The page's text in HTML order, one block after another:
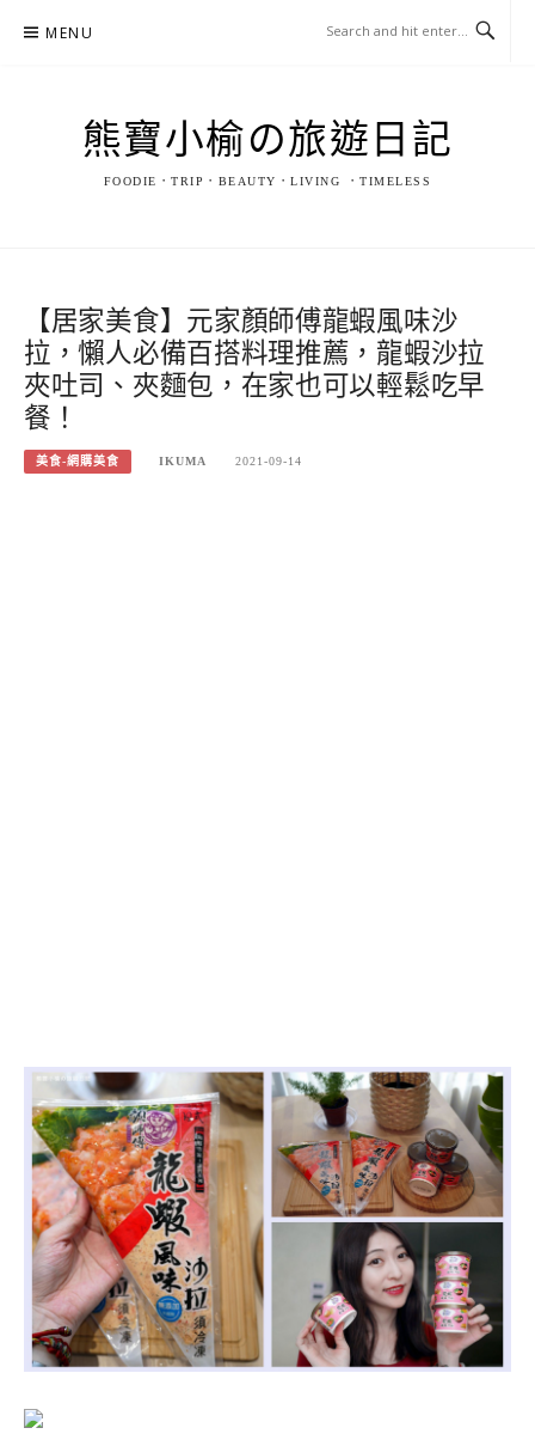
MENU
熊寶小榆の旅遊日記
FOODIE．TRIP．BEAUTY．LIVING ．TIMELESS
【居家美食】元家顏師傅龍蝦風味沙
拉，懶人必備百搭料理推薦，龍蝦沙拉
夾吐司、夾麵包，在家也可以輕鬆吃早
餐！
美食-網購美食 IKUMA 2021-09-14